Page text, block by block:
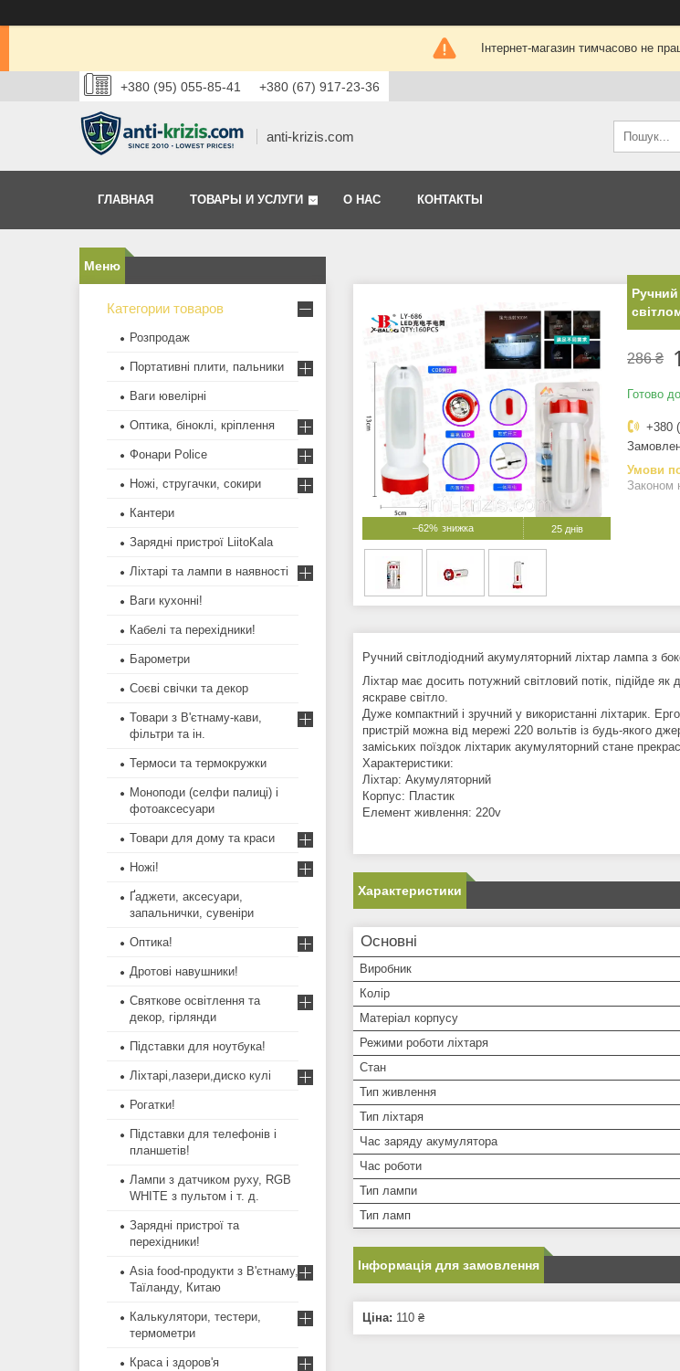
Інтернет-магазин тимчасово не
+380 (95) 055-85-41 +380 (67) 917-23-36
anti-krizis.com
ГЛАВНАЯ ТОВАРЫ И УСЛУГИ О НАС КОНТАКТЫ
–62% 25 днів
286 ₴
Готово
+380
Законом
Ручний світлодіодний акумуляторний ліхтар лампа з
Ліхтар має досить потужний світловий потік, підійде
яскраве світло.
Дуже компактний і зручний у використанні ліхтарик.
пристрій можна від мережі 220 вольтів із будь-якого
заміських поїздок ліхтарик акумуляторний стане
Характеристики:
Ліхтар: Акумуляторний
Корпус: Пластик
Елемент живлення: 220v
Характеристики
Основні
Виробник
Колір
Матеріал корпусу
Режими роботи ліхтаря
Стан
Тип живлення
Тип ліхтаря
Час заряду акумулятора
Час роботи
Тип лампи
Тип ламп
Інформація для замовлення
Ціна: 110 ₴
Категории товаров
Розпродаж
Портативні плити, пальники
Ваги ювелірні
Оптика, біноклі, кріплення
Фонари Police
Ножі, стругачки, сокири
Кантери
Зарядні пристрої LiitoKala
Ліхтарі та лампи в наявності
Ваги кухонні!
Кабелі та перехідники!
Барометри
Соєві свічки та декор
Товари з В'єтнаму-кави,
фільтри та ін.
Термоси та термокружки
Моноподи (селфи палиці) і
фотоаксесуари
Товари для дому та краси
Ножі!
Ґаджети, аксесуари,
запальнички, сувеніри
Оптика!
Дротові навушники!
Святкове освітлення та
декор, гірлянди
Підставки для ноутбука!
Ліхтарі,лазери,диско кулі
Рогатки!
Підставки для телефонів і
планшетів!
Лампи з датчиком руху, RGB
WHITE з пультом і т. д.
Зарядні пристрої та
перехідники!
Asia food-продукти з В'єтнаму,
Таїланду, Китаю
Калькулятори, тестери,
термометри
Краса і здоров'я